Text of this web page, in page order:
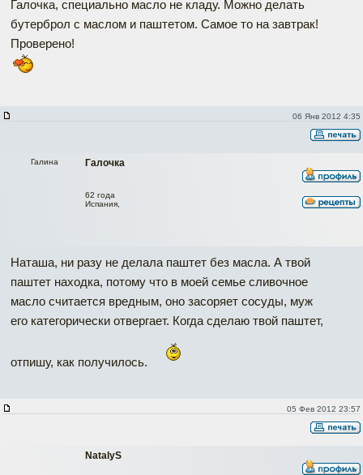
Галочка, специально масло не кладу. Можно делать
бутерброл с маслом и паштетом. Самое то на завтрак!
Проверено!
06 Янв 2012 4:35
Галочка
Галина
62 года
Испания,
Наташа, ни разу не делала паштет без масла. А твой
паштет находка, потому что в моей семье сливочное
масло считается вредным, оно засоряет сосуды, муж
его категорически отвергает. Когда сделаю твой паштет,
отпишу, как получилось.
05 Фев 2012 23:57
NatalyS